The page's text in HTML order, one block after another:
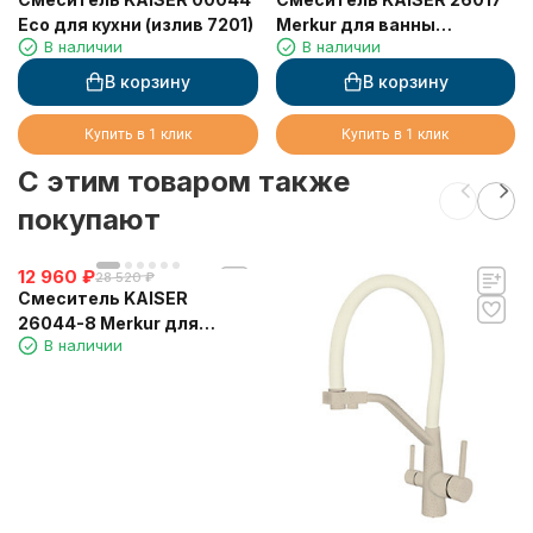
Eco для кухни (излив 7201)
В наличии
В корзину
Купить в 1 клик
Merkur для ванны
скрытого монтажа
В наличии
В корзину
Купить в 1 клик
C этим товаром также
покупают
12 960 ₽28 520 ₽
Смеситель KAISER
26044-8 Merkur для
кухни, с краном для
В наличии